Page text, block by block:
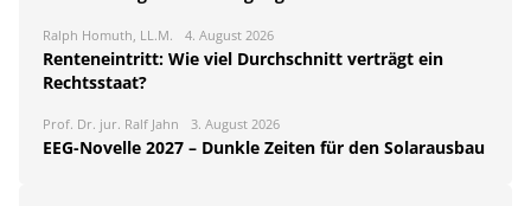
Ralph Homuth, LL.M. 4. August 2026
Renteneintritt: Wie viel Durchschnitt verträgt ein
Rechtsstaat?
Prof. Dr. jur. Ralf Jahn 3. August 2026
EEG-Novelle 2027 – Dunkle Zeiten für den Solarausbau